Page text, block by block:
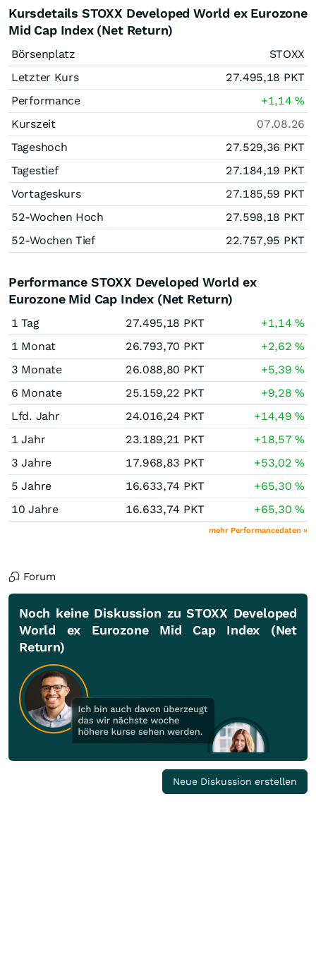
Kursdetails STOXX Developed World ex Eurozone
Mid Cap Index (Net Return)
Börsenplatz
STOXX
Letzter Kurs
27.495,18 PKT
Performance
+1,14%
Kurszeit
07.08.26
Tageshoch
27.529,36 PKT
Tagestief
27.184,19 PKT
Vortageskurs
27.185,59 PKT
52-Wochen Hoch
27.598,18 PKT
52-Wochen Tief
22.757,95 PKT
Performance STOXX Developed World ex
Eurozone Mid Cap Index (Net Return)
1 Tag 27.495,18 PKT +1,14%
1 Monat
26.793,70 PKT +2,62%
3 Monate
26.088,80 PKT +5,39%
6 Monate
25.159,22 PKT +9,28%
Lfd. Jahr
24.016,24 PKT +14,49%
1 Jahr
23.189,21 PKT +18,57%
3 Jahre
17.968,83 PKT +53,02%
5 Jahre
16.633,74 PKT +65,30%
10 Jahre
16.633,74 PKT +65,30%
mehr Performancedaten »
Forum
Noch keine Diskussion zu STOXX Developed
World ex Eurozone Mid Cap Index (Net
Return)
Neue Diskussion erstellen